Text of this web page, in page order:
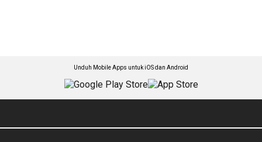
Unduh Mobile Apps untuk iOS dan Android